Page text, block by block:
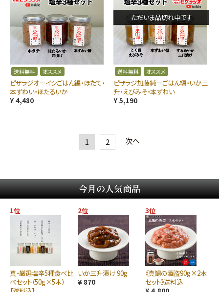
送料無料 オススメ
ピザラジオーイシごはん編・ほたて・
本ずわい・ほたるいか
¥ 4,480
送料無料 オススメ
ただいま品切れ中です
ピザラジ加藤純一ごはん編・いか三
升・えびみそ・本ずわい
¥ 5,190
1 2 次へ
今月の人気商品
1位
真・厳選塩辛5種食べ比
べセット（50g×5本）
2位
いか三升漬け 90g
¥ 870
3位
《真鯛の酒盗90g×2本
セット》送料込